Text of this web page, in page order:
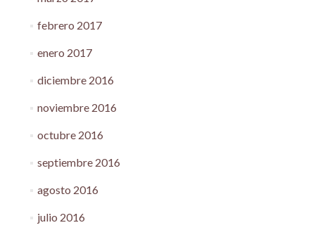
febrero 2017
enero 2017
diciembre 2016
noviembre 2016
octubre 2016
septiembre 2016
agosto 2016
julio 2016